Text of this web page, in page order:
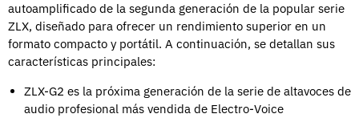
autoamplificado de la segunda generación de la popular serie
ZLX, diseñado para ofrecer un rendimiento superior en un
formato compacto y portátil. A continuación, se detallan sus
características principales:
ZLX-G2 es la próxima generación de la serie de altavoces de
audio profesional más vendida de Electro-Voice